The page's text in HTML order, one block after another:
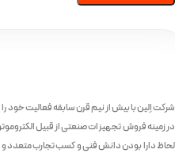
شرکت اِلین با بیش از نیم قرن سابقه فعالیت
در زمینه فروش تجهیزات صنعتی از قبیل
لحاظ دارا بودن دانش فنی و کسب تجارب